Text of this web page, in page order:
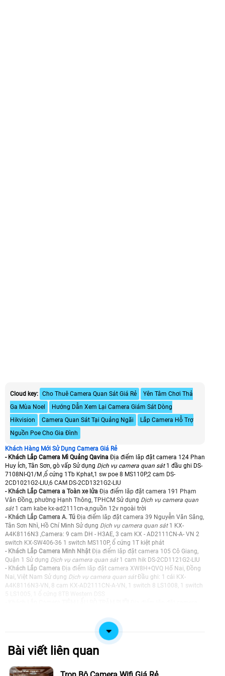
Cloud key: Cho Thuê Camera Quan Sát Giá Rẻ
Yên Tâm Chơi Thả
Ga Mùa Noel
Hướng Dẫn Xem Lại Camera Giám Sát Dòng
Hikvision
Camera Quan Sát Tại Quảng Ngãi
Lắp Camera Hỗ Trợ
Nguồn Poe Cho Gia Đình
Khách Hàng Mới Sử Dụng Camera Giá Rẻ
- Khách Lắp Camera Mì Quảng Qavina Địa điểm lăp đặt camera 124 Phan
Huy Ích, Tân Sơn, gò vấp Sử dụng Dịch vụ camera quan sát 1 đầu ghi DS-
7108NI-Q1/M ,ổ cứng 1Tb Kphat,1 sw poe 8 MS110P,2 cam DS-
2CD1021G2-LIU,6 CAM DS-2CD1321G2-LIU
- Khách Lắp Camera a Toàn xe lửa Địa điểm lăp đặt camera 191 Phạm
Văn Đồng, phường Hạnh Thông, TPHCM Sử dụng Dịch vụ camera quan
sát 1 cam kabe kx-ad2111cn-a,nguồn 12v ngoài trời
- Khách Lắp Camera A. Tú Địa điểm lăp đặt camera 39 Nguyễn Văn Săng,
Tân Sơn Nhì, Hồ Chí Minh Sử dụng Dịch vụ camera quan sát 1 KX-
A4K8116N3 ,Camera: 9 cam DH - H3AE, 3 cam KX - AD2111CN-A- VN 2
switch KX-SW406-36 1 switch MS110P, ổ cứng 1T kiệt phát
- Khách Lắp Camera Minh Nhật Địa điểm lăp đặt camera 105 Cô Giang,
Quận 1 Sử dụng Dịch vụ camera quan sát 1 cam hik DS-2CD1121G2-LIU
- Khách Lắp Camera Địa điểm lăp đặt camera XW8H+QVQ Hố Nai, Đồng
Nai, Việt Nam Sử dụng Dịch vụ camera quan sát Đầu ghi: 1 cái KX-
A4K8116N3-VN, 8 cam KX-AD2111CN-A-VN, 1 switch 8 LS1008, 1 switch
DS-2CD1021G2-LIU 7cai , 1 sw poe 8 MS110P
Địa điểm lăp đặt camera Chung cư Trần
Quốc Thảo,P.Nhiêu Lộc,Tp.hcm Sử dụng Dịch vụ camera quan sát
Camera Analog Dahua DH-HAC-T1A21P-U-IL-A
- Khách Lắp Camera Lầu 3, ban quản lý chợ Nga
2 KX-AD2111CN-A-VN, 2 bộ chia POE Netis
Bài viết liên quan